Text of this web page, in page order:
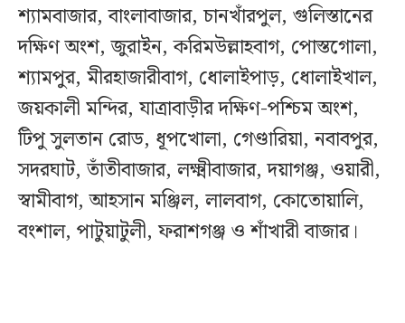
শ্যামবাজার, বাংলাবাজার, চানখাঁরপুল, গুলিস্তানের
দক্ষিণ অংশ, জুরাইন, করিমউল্লাহবাগ, পোস্তগোলা,
শ্যামপুর, মীরহাজারীবাগ, ধোলাইপাড়, ধোলাইখাল,
জয়কালী মন্দির, যাত্রাবাড়ীর দক্ষিণ-পশ্চিম অংশ,
টিপু সুলতান রোড, ধূপখোলা, গেণ্ডারিয়া, নবাবপুর,
সদরঘাট, তাঁতীবাজার, লক্ষ্মীবাজার, দয়াগঞ্জ, ওয়ারী,
স্বামীবাগ, আহসান মঞ্জিল, লালবাগ, কোতোয়ালি,
বংশাল, পাটুয়াটুলী, ফরাশগঞ্জ ও শাঁখারী বাজার।